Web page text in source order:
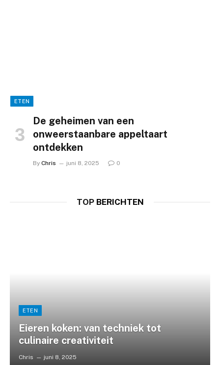
ETEN
De geheimen van een
onweerstaanbare appeltaart
ontdekken
By Chris juni 8, 2025 0
TOPBERICHTEN
ETEN
Eieren koken: van techniek tot
culinaire creativiteit
Chris juni 8, 2025